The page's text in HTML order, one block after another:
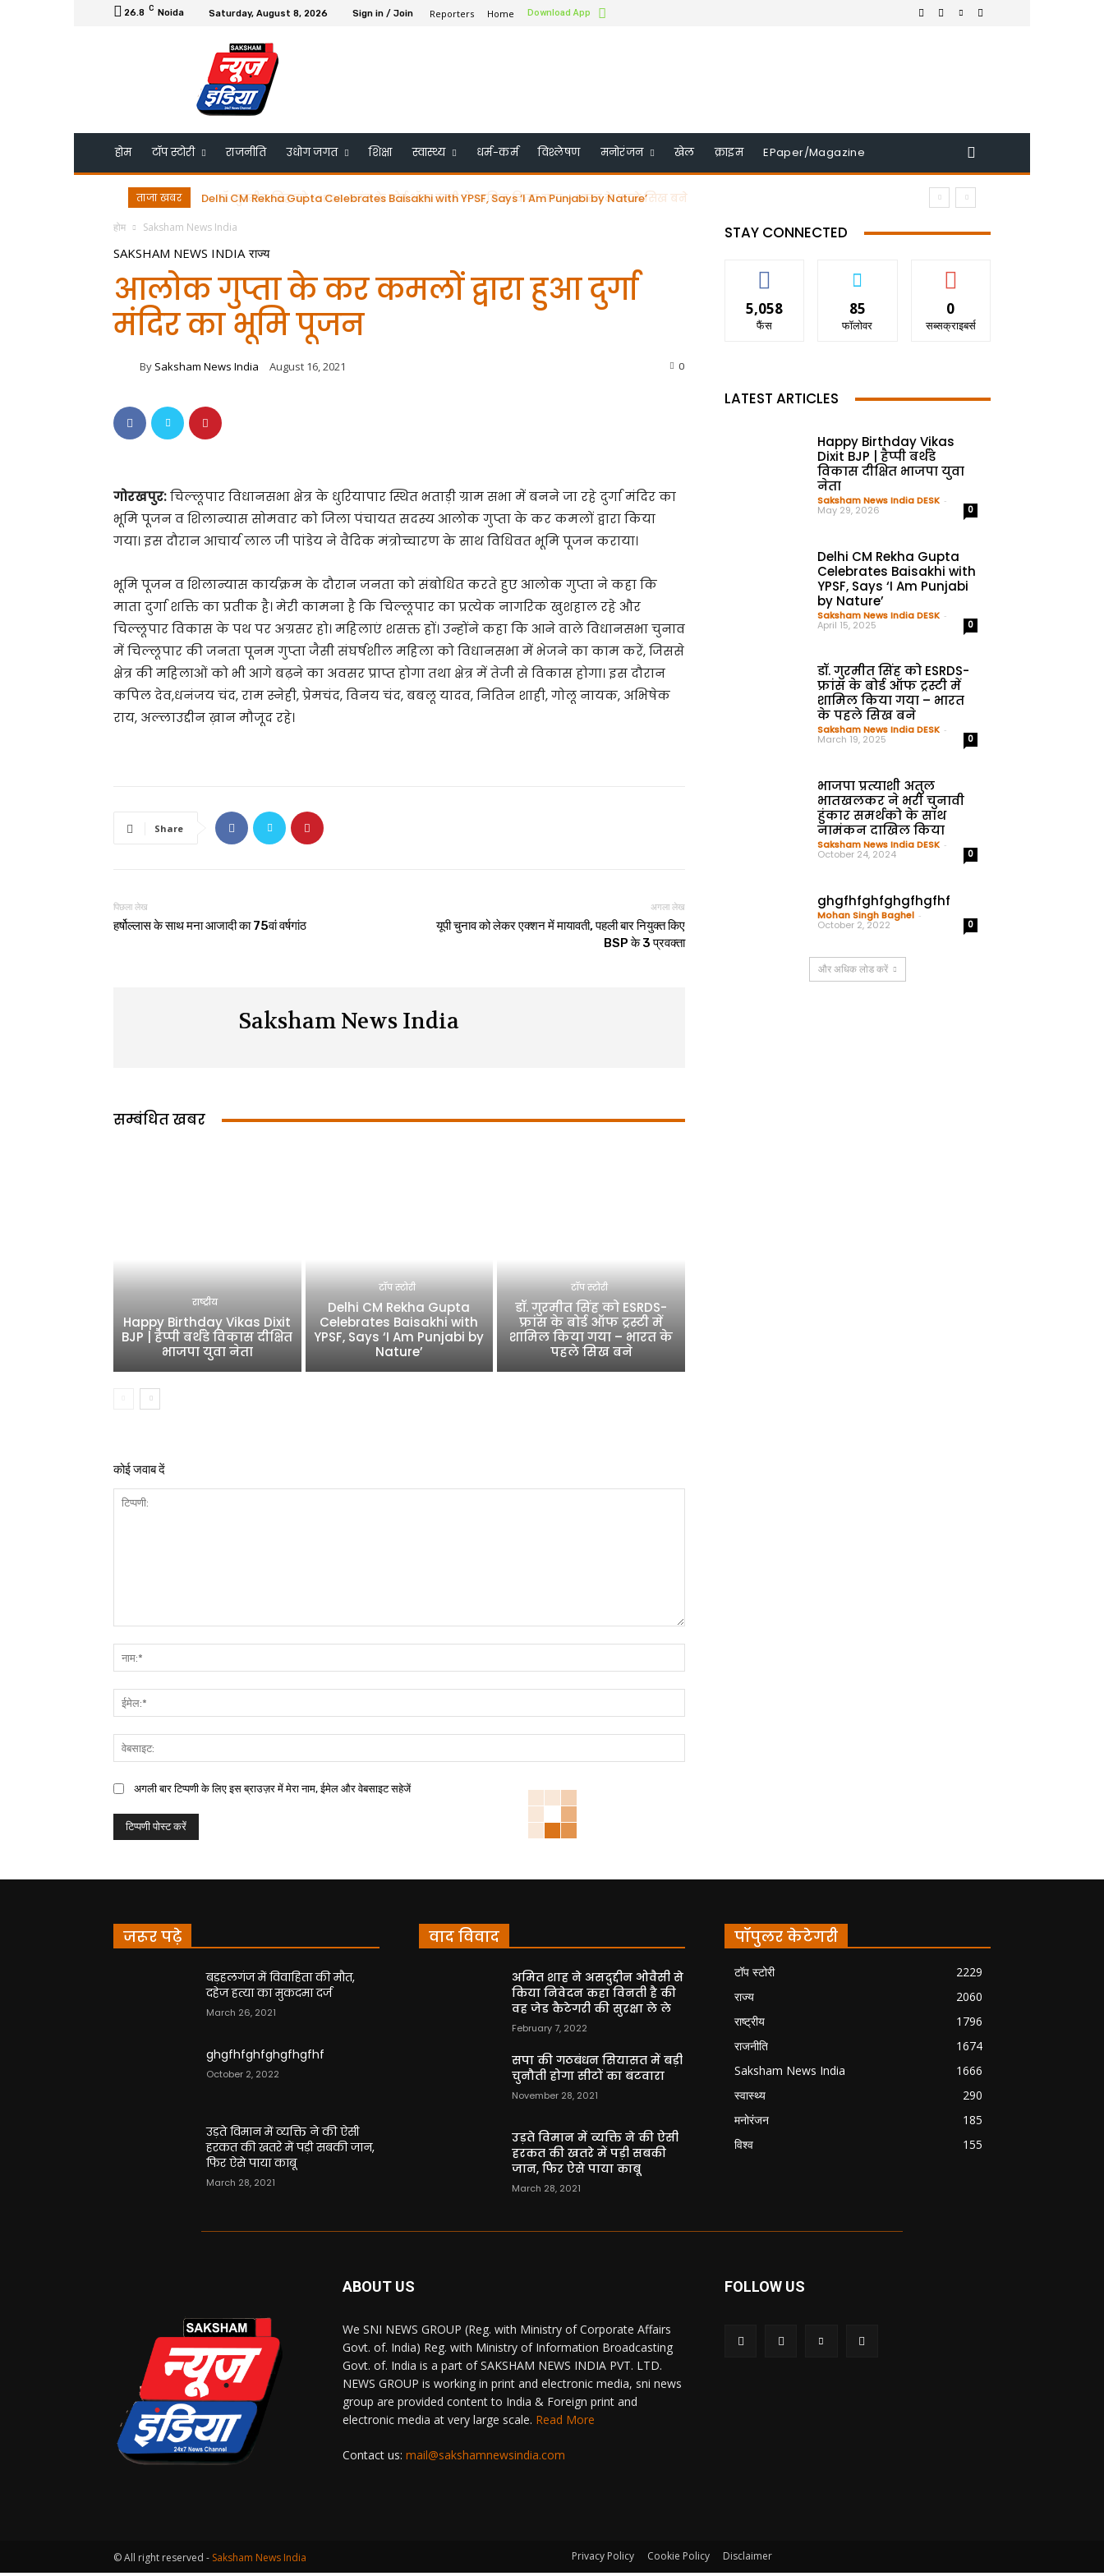
26.8 C Noida Saturday, August 8, 2026 Sign in / Join Reporters Home Download App
होम टॉप स्टोरी राजनीति उधोग जगत शिक्षा स्वास्थ्य धर्म-कर्म विश्लेषण मनोरंजन खेल क्राइम EPaper/Magazine
ताजा खबर डॉ. गुरमीत सिंह को ESRDS-फ्रांस के बोर्ड ऑफ ट्रस्टी में शामिल किया गया – भारत के पहले सिख बने
होम Saksham News India
SAKSHAM NEWS INDIA राज्य
आलोक गुप्ता के कर कमलों द्वारा हुआ दुर्गा
मंदिर का भूमि पूजन
By Saksham News India August 16, 2021 0
गोरखपुर:चिल्लूपार विधानसभा क्षेत्र के धुरियापार स्थित भताड़ी ग्राम सभा में बनने जा रहे दुर्गा मंदिर का
भूमि पूजन व शिलान्यास सोमवार को जिला पंचायत सदस्य आलोक गुप्ता के कर कमलों द्वारा किया
गया। इस दौरान आचार्य लाल जी पांडेय ने वैदिक मंत्रोच्चारण के साथ विधिवत भूमि पूजन कराया।
भूमि पूजन व शिलान्यास कार्यक्रम के दौरान जनता को संबोधित करते हुए आलोक गुप्ता ने कहा कि
माता दुर्गा शक्ति का प्रतीक है। मेरी कामना है कि चिल्लूपार का प्रत्येक नागरिक खुशहाल रहे और
चिल्लूपार विकास के पथ पर अग्रसर हो। महिलाएं शसक्त हों। उन्होंने कहा कि आने वाले विधानसभा चुनाव
में चिल्लूपार की जनता पूनम गुप्ता जैसी संघर्षशील महिला को विधानसभा में भेजने का काम करें, जिससे
क्षेत्र की महिलाओं को भी आगे बढ़ने का अवसर प्राप्त होगा तथा क्षेत्र में तेजी से विकास होगा। इस दौरान
कपिल देव,धनंजय चंद, राम स्नेही, प्रेमचंद, विनय चंद, बबलू यादव, नितिन शाही, गोलू नायक, अभिषेक
राय, अल्लाउद्दीन ख़ान मौजूद रहे।
Share
पिछला लेख
हर्षोल्लास के साथ मना आजादी का 75वां वर्षगांठ
अगला लेख
यूपी चुनाव को लेकर एक्शन में मायावती, पहली बार नियुक्त किए
BSP के 3 प्रवक्ता
Saksham News India
सम्बंधित खबर
राष्ट्रीय
Happy Birthday Vikas Dixit
BJP | हैप्पी बर्थडे विकास दीक्षित
भाजपा युवा नेता
टॉप स्टोरी
Delhi CM Rekha Gupta
Celebrates Baisakhi with
YPSF, Says ‘I Am Punjabi by
Nature’
टॉप स्टोरी
डॉ. गुरमीत सिंह को ESRDS-
फ्रांस के बोर्ड ऑफ ट्रस्टी में
शामिल किया गया – भारत के
पहले सिख बने
कोई जवाब दें
अगली बार टिप्पणी के लिए इस ब्राउज़र में मेरा नाम, ईमेल और वेबसाइट सहेजें
STAY CONNECTED
5,058
फैंस
85
फॉलोवर
0
सब्सक्राइबर्स
LATEST ARTICLES
Happy Birthday Vikas
Dixit BJP | हैप्पी बर्थडे
विकास दीक्षित भाजपा युवा
नेता
Saksham News India DESK -
May 29, 2026 0
Delhi CM Rekha Gupta
Celebrates Baisakhi with
YPSF, Says ‘I Am Punjabi
by Nature’
Saksham News India DESK -
April 15, 2025 0
डॉ. गुरमीत सिंह को ESRDS-
फ्रांस के बोर्ड ऑफ ट्रस्टी में
शामिल किया गया – भारत
के पहले सिख बने
Saksham News India DESK -
March 19, 2025 0
भाजपा प्रत्याशी अतुल
भातखलकर ने भरी चुनावी
हुंकार समर्थको के साथ
नामंकन दाखिल किया
Saksham News India DESK -
October 24, 2024 0
ghgfhfghfghgfhgfhf
Mohan Singh Baghel -
October 2, 2022 0
और अधिक लोड करें
जरूर पढ़े
बड़हलगंज में विवाहिता की मौत,
दहेज हत्या का मुकदमा दर्ज
March 26, 2021
ghgfhfghfghgfhgfhf
October 2, 2022
उड़ते विमान में व्यक्ति ने की ऐसी
हरकत की खतरे में पड़ी सबकी जान,
फिर ऐसे पाया काबू
March 28, 2021
वाद विवाद
अमित शाह ने असदुद्दीन ओवैसी से
किया निवेदन कहा विनती है की
वह जेड कैटेगरी की सुरक्षा ले ले
February 7, 2022
सपा की गठबंधन सियासत में बड़ी
चुनौती होगा सीटों का बंटवारा
November 28, 2021
उड़ते विमान में व्यक्ति ने की ऐसी
हरकत की खतरे में पड़ी सबकी
जान, फिर ऐसे पाया काबू
March 28, 2021
पॉपुलर केटेगरी
टॉप स्टोरी
2229
राज्य
2060
राष्ट्रीय
1796
राजनीति
1674
Saksham News India
1666
स्वास्थ्य
290
मनोरंजन
185
विश्व
155
ABOUT US
We SNI NEWS GROUP (Reg. with Ministry of Corporate Affairs
Govt. of. India) Reg. with Ministry of Information Broadcasting
Govt. of. India is a part of SAKSHAM NEWS INDIA PVT. LTD.
NEWS GROUP is working in print and electronic media, sni news
group are provided content to India & Foreign print and
electronic media at very large scale. Read More
Contact us: mail@sakshamnewsindia.com
FOLLOW US
© All right reserved - Saksham News India Privacy Policy Cookie Policy Disclaimer